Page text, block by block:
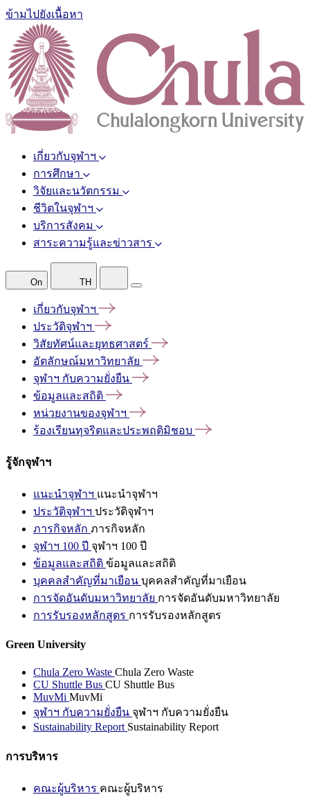
ข้ามไปยังเนื้อหา
เกี่ยวกับจุฬาฯ
การศึกษา
วิจัยและนวัตกรรม
ชีวิตในจุฬาฯ
บริการสังคม
สาระความรู้และข่าวสาร
On TH
เกี่ยวกับจุฬาฯ
ประวัติจุฬาฯ
วิสัยทัศน์และยุทธศาสตร์
อัตลักษณ์มหาวิทยาลัย
จุฬาฯ กับความยั่งยืน
ข้อมูลและสถิติ
หน่วยงานของจุฬาฯ
ร้องเรียนทุจริตและประพฤติมิชอบ
รู้จักจุฬาฯ
แนะนำจุฬาฯ แนะนำจุฬาฯ
ประวัติจุฬาฯ ประวัติจุฬาฯ
ภารกิจหลัก ภารกิจหลัก
จุฬาฯ 100 ปี จุฬาฯ 100 ปี
ข้อมูลและสถิติ ข้อมูลและสถิติ
บุคคลสำคัญที่มาเยือน บุคคลสำคัญที่มาเยือน
การจัดอันดับมหาวิทยาลัย การจัดอันดับมหาวิทยาลัย
การรับรองหลักสูตร การรับรองหลักสูตร
Green University
Chula Zero Waste Chula Zero Waste
CU Shuttle Bus CU Shuttle Bus
MuvMi MuvMi
จุฬาฯ กับความยั่งยืน จุฬาฯ กับความยั่งยืน
Sustainability Report Sustainability Report
การบริหาร
คณะผู้บริหาร คณะผู้บริหาร